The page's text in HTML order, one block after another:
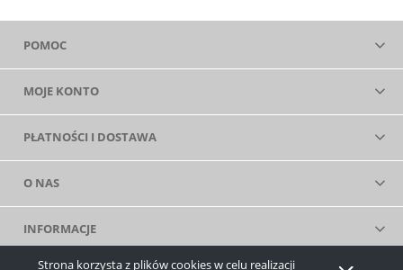
Strona korzysta z plików cookies w celu realizacji
POMOC
MOJE KONTO
PŁATNOŚCI I DOSTAWA
O NAS
INFORMACJE